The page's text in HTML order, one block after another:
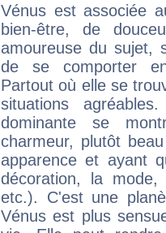
Vénus est associée
bien-être, de
amoureuse du sujet,
de se comporter
Partout où elle se
situations
dominante se
charmeur, plutôt
apparence et ayant
décoration, la
etc.). C'est une
Vénus est plus